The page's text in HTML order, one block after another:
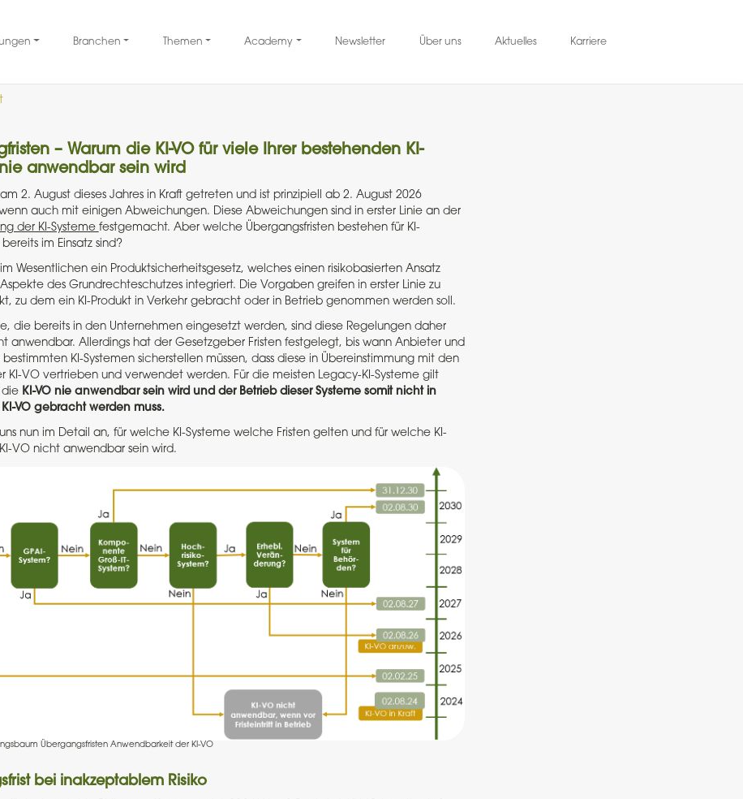
Branchen Themen Academy Newsletter Über uns Aktuelles Karriere
– Warum die KI-VO für viele Ihrer bestehenden KI-
anwendbar sein wird
am 2. August dieses Jahres in Kraft getreten und ist prinzipiell ab 2. August 2026
auch mit einigen Abweichungen. Diese Abweichungen sind in erster Linie an der
der KI-Systeme festgemacht. Aber welche Übergangsfristen bestehen für KI-
im Einsatz sind?
im Wesentlichen ein Produktsicherheitsgesetz, welches einen risikobasierten Ansatz
des Grundrechteschutzes integriert. Die Vorgaben greifen in erster Linie zu
zu dem ein KI-Produkt in Verkehr gebracht oder in Betrieb genommen werden soll.
die bereits in den Unternehmen eingesetzt werden, sind diese Regelungen daher
anwendbar. Allerdings hat der Gesetzgeber Fristen festgelegt, bis wann Anbieter und
KI-Systemen sicherstellen müssen, dass diese in Übereinstimmung mit den
KI-VO vertrieben und verwendet werden. Für die meisten Legacy-KI-Systeme gilt
die KI-VO nie anwendbar sein wird und der Betrieb dieser Systeme somit nicht in
VO gebracht werden muss.
nun im Detail an, für welche KI-Systeme welche Fristen gelten und für welche KI-
VO nicht anwendbar sein wird.
Übergangsfristen Anwendbarkeit der KI-VO
bei inakzeptablem Risiko